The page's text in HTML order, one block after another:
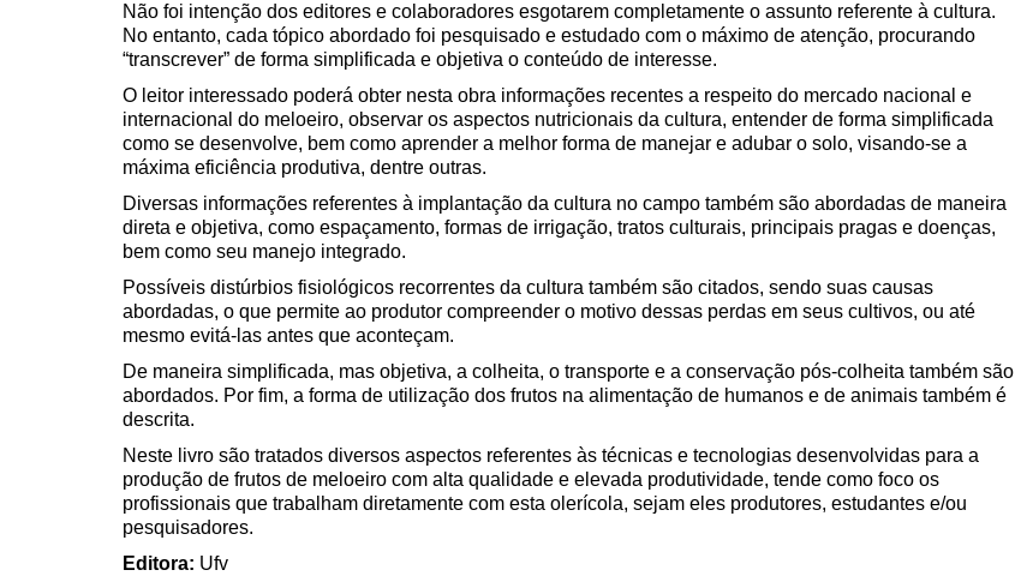
Não foi intenção dos editores e colaboradores esgotarem completamente o assunto referente à cultura.
No entanto, cada tópico abordado foi pesquisado e estudado com o máximo de atenção, procurando
“transcrever” de forma simplificada e objetiva o conteúdo de interesse.
O leitor interessado poderá obter nesta obra informações recentes a respeito do mercado nacional e
internacional do meloeiro, observar os aspectos nutricionais da cultura, entender de forma simplificada
como se desenvolve, bem como aprender a melhor forma de manejar e adubar o solo, visando-se a
máxima eficiência produtiva, dentre outras.
Diversas informações referentes à implantação da cultura no campo também são abordadas de maneira
direta e objetiva, como espaçamento, formas de irrigação, tratos culturais, principais pragas e doenças,
bem como seu manejo integrado.
Possíveis distúrbios fisiológicos recorrentes da cultura também são citados, sendo suas causas
abordadas, o que permite ao produtor compreender o motivo dessas perdas em seus cultivos, ou até
mesmo evitá-las antes que aconteçam.
De maneira simplificada, mas objetiva, a colheita, o transporte e a conservação pós-colheita também são
abordados. Por fim, a forma de utilização dos frutos na alimentação de humanos e de animais também é
descrita.
Neste livro são tratados diversos aspectos referentes às técnicas e tecnologias desenvolvidas para a
produção de frutos de meloeiro com alta qualidade e elevada produtividade, tende como foco os
profissionais que trabalham diretamente com esta olerícola, sejam eles produtores, estudantes e/ou
pesquisadores.
Editora: Ufv